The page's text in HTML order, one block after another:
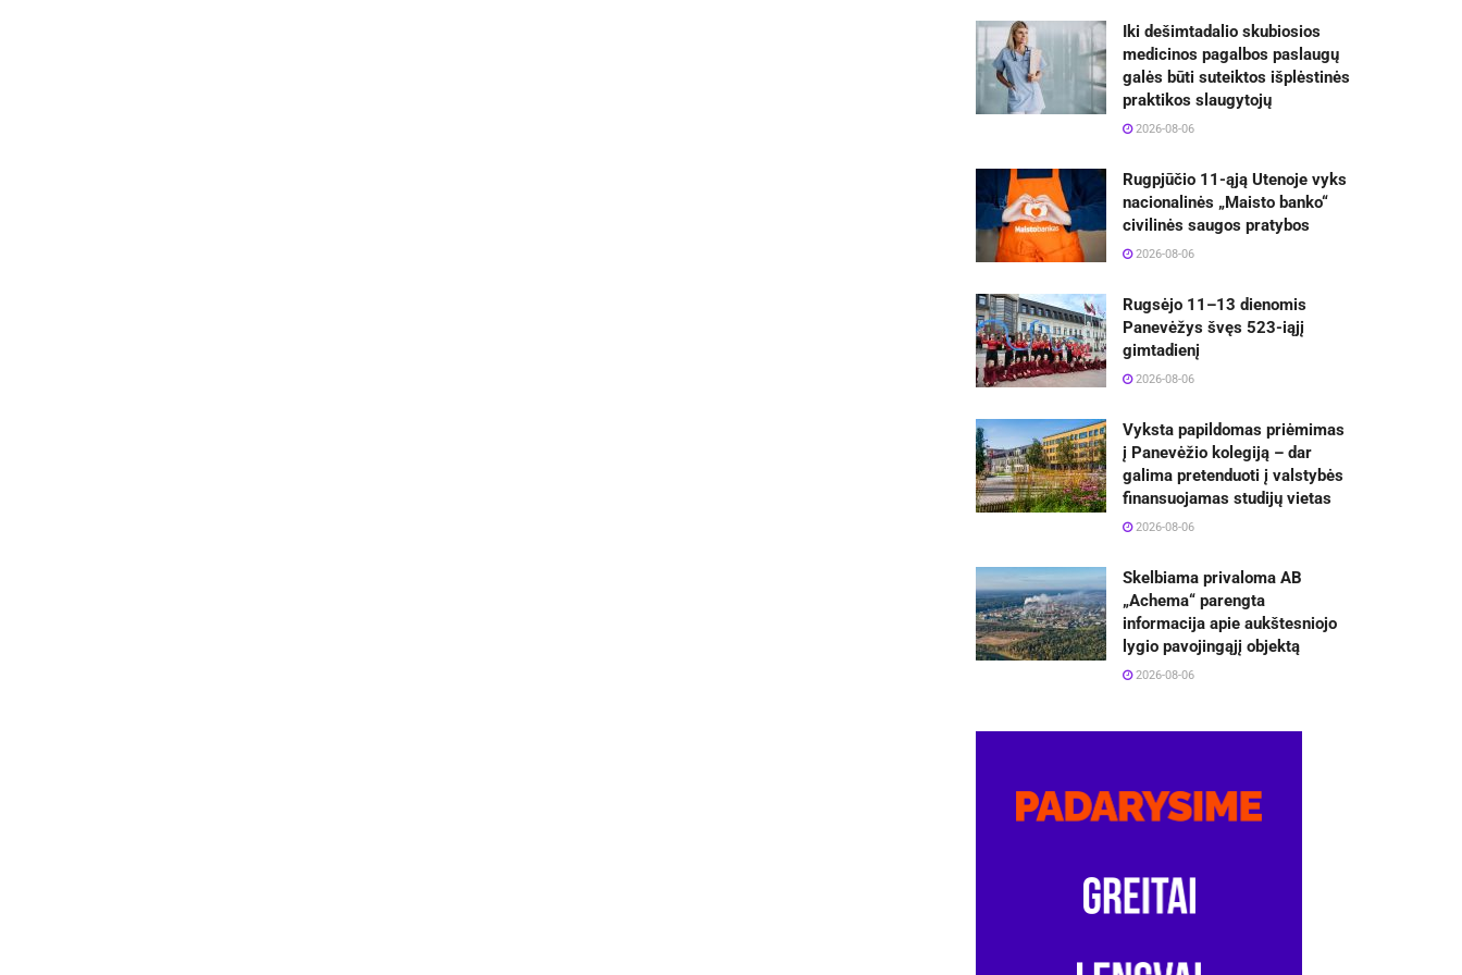
Iki dešimtadalio skubiosios
medicinos pagalbos paslaugų
galės būti suteiktos išplėstinės
praktikos slaugytojų
2026-08-06
Rugpjūčio 11-ąją Utenoje vyks
nacionalinės „Maisto banko“
civilinės saugos pratybos
2026-08-06
Rugsėjo 11–13 dienomis
Panevėžys švęs 523-iąjį
gimtadienį
2026-08-06
Vyksta papildomas priėmimas
į Panevėžio kolegiją – dar
galima pretenduoti į valstybės
finansuojamas studijų vietas
2026-08-06
Skelbiama privaloma AB
„Achema“ parengta
informacija apie aukštesniojo
lygio pavojingąjį objektą
2026-08-06